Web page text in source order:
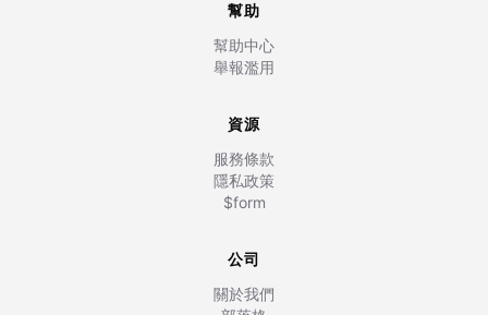
幫助
幫助中心
舉報濫用
資源
服務條款
隱私政策
$form
公司
關於我們